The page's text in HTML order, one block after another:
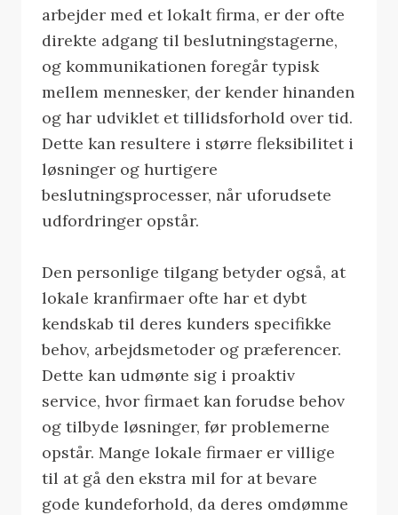
arbejder med et lokalt firma, er der ofte
direkte adgang til beslutningstagerne,
og kommunikationen foregår typisk
mellem mennesker, der kender hinanden
og har udviklet et tillidsforhold over tid.
Dette kan resultere i større fleksibilitet i
løsninger og hurtigere
beslutningsprocesser, når uforudsete
udfordringer opstår.
Den personlige tilgang betyder også, at
lokale kranfirmaer ofte har et dybt
kendskab til deres kunders specifikke
behov, arbejdsmetoder og præferencer.
Dette kan udmønte sig i proaktiv
service, hvor firmaet kan forudse behov
og tilbyde løsninger, før problemerne
opstår. Mange lokale firmaer er villige
til at gå den ekstra mil for at bevare
gode kundeforhold, da deres omdømme